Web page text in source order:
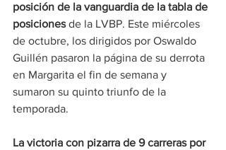
posición de la vanguardia de la tabla de
posiciones de la LVBP. Este miércoles
de octubre, los dirigidos por Oswaldo
Guillén pasaron la página de su derrota
en Margarita el fin de semana y
sumaron su quinto triunfo de la
temporada.
La victoria con pizarra de 9 carreras por